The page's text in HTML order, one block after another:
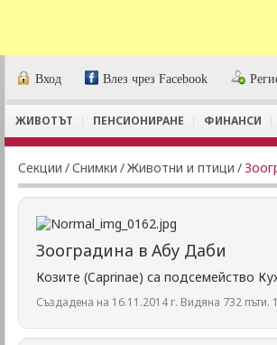
Вход Влез чрез Facebook
ЖИВОТЪТ ПЕНСИОНИРАНЕ ФИНАНСИ
Секции /Снимки /Животни и птици /
Зооградина в Абу Даби
Козите (Caprinae) са подсемейство
Създадена на 16.11.2014 г. Видяна 732 пъти.